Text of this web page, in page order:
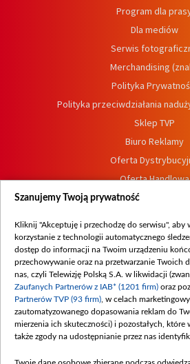
Program dla
Dla mediów
Serwis
Merchandising
Polityka
Polityka przeciwdziałania
Sklep TVP
Biuro Reklamy
Oferta
Oferta Handlowa
Dostępność
Procedura zgłoszeń
Szanujemy Twoją prywatność
Kliknij "Akceptuję i przechodzę do serwisu", aby
korzystanie z technologii automatycznego
dostęp do informacji na Twoim urządzeniu
przechowywanie oraz na przetwarzanie Twoich
nas, czyli Telewizję Polską S.A. w likwidacji
Zaufanych Partnerów z IAB* (1201 firm) oraz
Partnerów TVP (93 firm) , w celach
zautomatyzowanego dopasowania reklam do
mierzenia ich skuteczności) i pozostałych, które
także zgody na udostępnianie przez nas